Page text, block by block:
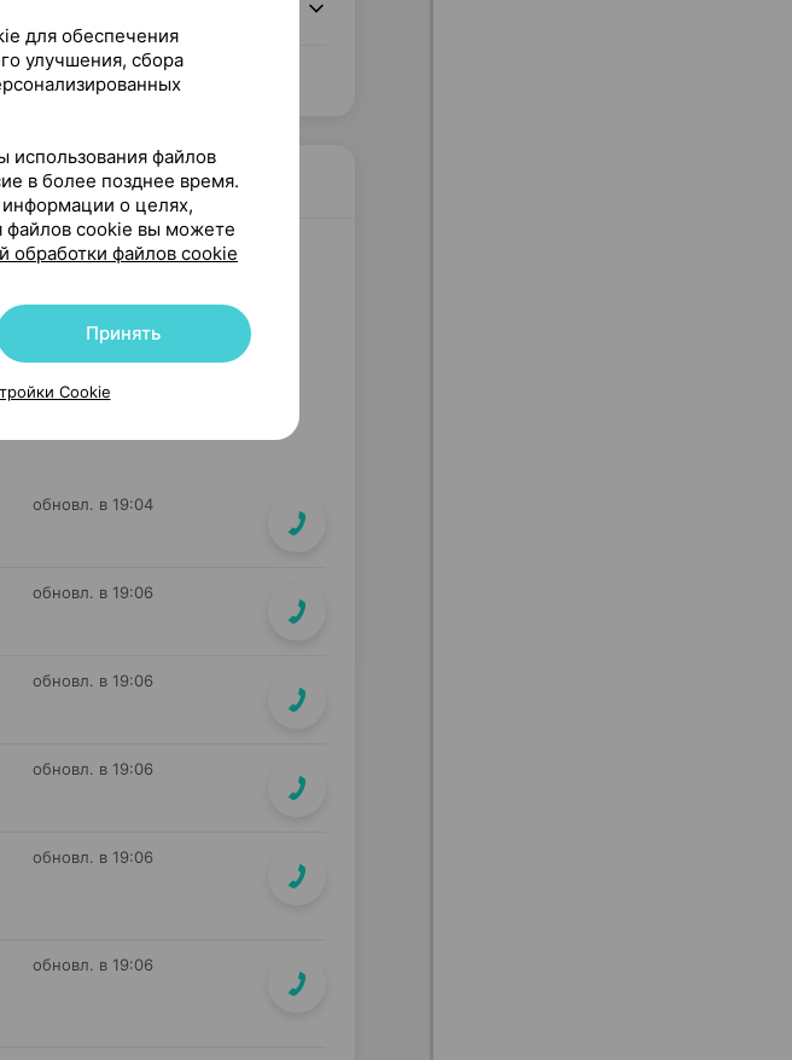
обновл. в 19:04
обновл. в 19:06
обновл. в 19:06
обновл. в 19:06
обновл. в 19:06
обновл. в 19:06
для обеспечения
улучшения, сбора
использования файлов
в более позднее время.
о целях,
файлов cookie вы можете
обработки файлов cookie
Принять
Cookie